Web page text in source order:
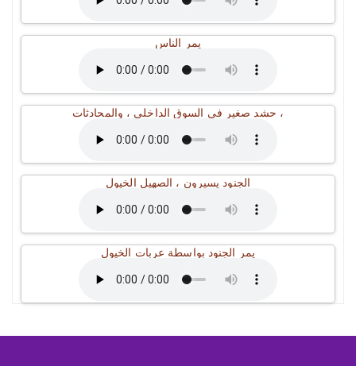
يمر الناس
حشد صغير في السوق الداخلي ، والمحادثات ،
الجنود يسيرون ، الصهيل الخيول
يمر الجنود بواسطة عربات الخيول